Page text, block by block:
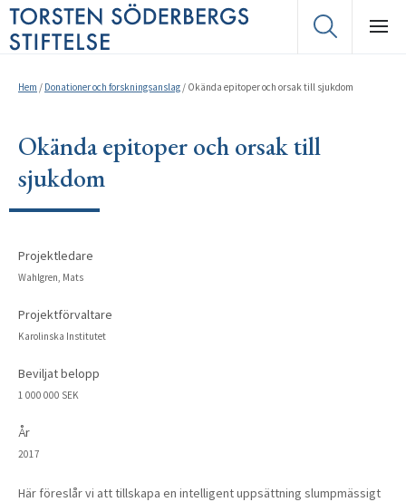
Hem / Donationer och forskningsanslag / Okända epitoper och orsak till sjukdom
Okända epitoper och orsak till
sjukdom
Projektledare
Wahlgren, Mats
Projektförvaltare
Karolinska Institutet
Beviljat belopp
1 000 000 SEK
År
2017
Här föreslår vi att tillskapa en intelligent uppsättning slumpmässigt